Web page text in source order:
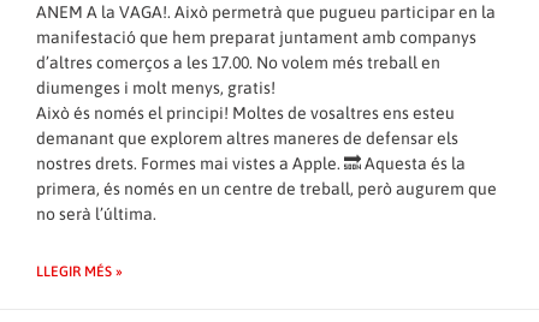
ANEM A la VAGA!. Això permetrà que pugueu participar en la
manifestació que hem preparat juntament amb companys
d’altres comerços a les 17.00. No volem més treball en
diumenges i molt menys, gratis!
Això és només el principi! Moltes de vosaltres ens esteu
demanant que explorem altres maneres de defensar els
nostres drets. Formes mai vistes a Apple. 🔜 Aquesta és la
primera, és només en un centre de treball, però augurem que
no serà l’última.
LLEGIR MÉS »